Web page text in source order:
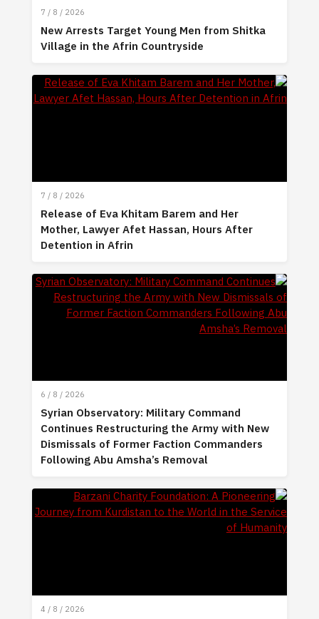
7 / 8 / 2026
New Arrests Target Young Men from Shitka
Village in the Afrin Countryside
7 / 8 / 2026
Release of Eva Khitam Barem and Her
Mother, Lawyer Afet Hassan, Hours After
Detention in Afrin
6 / 8 / 2026
Syrian Observatory: Military Command
Continues Restructuring the Army with New
Dismissals of Former Faction Commanders
Following Abu Amsha’s Removal
4 / 8 / 2026